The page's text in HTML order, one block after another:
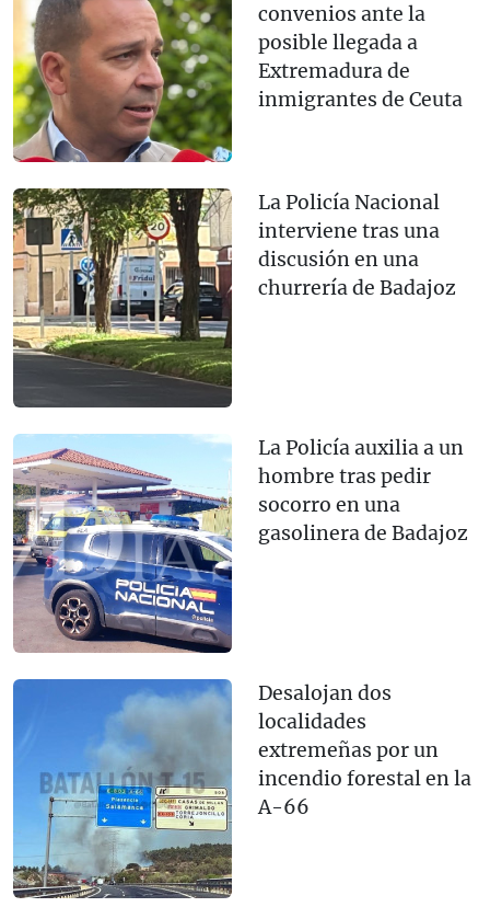
convenios ante la
posible llegada a
Extremadura de
inmigrantes de Ceuta
La Policía Nacional
interviene tras una
discusión en una
churrería de Badajoz
La Policía auxilia a un
hombre tras pedir
socorro en una
gasolinera de Badajoz
Desalojan dos
localidades
extremeñas por un
incendio forestal en la
A-66